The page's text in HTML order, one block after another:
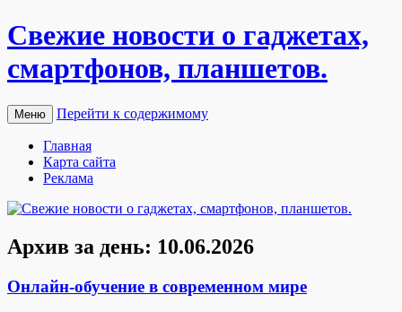
Свежие новости о гаджетах,
смартфонов, планшетов.
Меню Перейти к содержимому
Главная
Карта сайта
Реклама
Архив за день: 10.06.2026
Онлайн-обучение в современном мире